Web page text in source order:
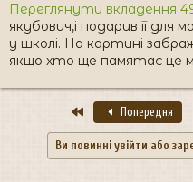
Переглянути вкладення
якубович,і подарив її для
у школі. На картині
якщо хто ще памятає це
ПершийПопередня
Ви повинні увійти або